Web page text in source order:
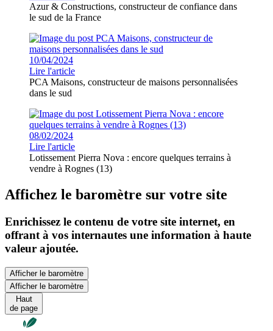
Azur & Constructions, constructeur de confiance dans
le sud de la France
10/04/2024
Lire l'article
PCA Maisons, constructeur de maisons personnalisées
dans le sud
08/02/2024
Lire l'article
Lotissement Pierra Nova : encore quelques terrains à
vendre à Rognes (13)
Affichez le baromètre sur votre site
Enrichissez le contenu de votre site internet, en
offrant à vos internautes une information à haute
valeur ajoutée.
Afficher le baromètre
Afficher le baromètre
Haut
de page